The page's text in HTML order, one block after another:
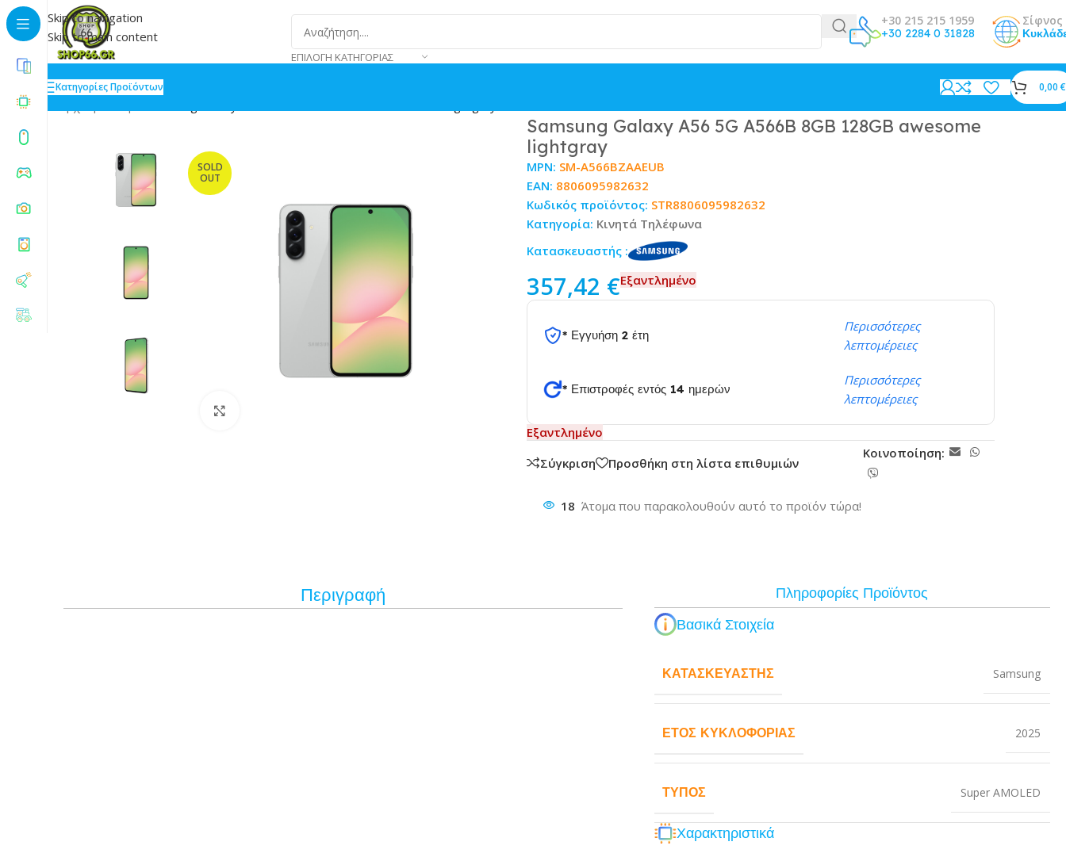
Skip to navigation
Skip to main content
ΕΠΙΛΟΓΉ ΚΑΤΗΓΟΡΊΑΣ
+30 215 215 1959
+30 2284 0 31828
Σίφνος
Κατηγορίες Προϊόντων 0,00 €
SOLD
OUT
Samsung Galaxy A56 5G A566B 8GB 128GB awesome
lightgray
Κατασκευαστής :
MPN: SM-A566BZAAEUB
EAN: 8806095982632
Κωδικός προϊόντος: STR8806095982632
Κατηγορία: Κινητά Τηλέφωνα
357,42 €Εξαντλημένο
* Εγγυήση 2 έτη
Περισσότερες
λεπτομέρειες
* Επιστροφές εντός 14 ημερών
Περισσότερες
λεπτομέρειες
Εξαντλημένο
Σύγκριση
Προσθήκη στη λίστα επιθυμιών
Κοινοποίηση:
18 Άτομα που παρακολουθούν αυτό το προϊόν τώρα!
Περιγραφή
Πληροφορίες Προϊόντος
Βασικά Στοιχεία
ΚΑΤΑΣΚΕΥΑΣΤΉΣ Samsung
ΈΤΟΣ ΚΥΚΛΟΦΟΡΊΑΣ 2025
ΤΎΠΟΣ Super AMOLED
Χαρακτηριστικά